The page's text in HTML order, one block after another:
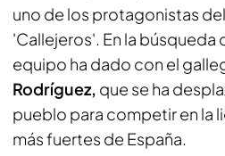
uno de los protagonistas
'Callejeros'. En la
equipo ha dado con el
Rodríguez, que se ha
pueblo para competir en la
más fuertes de España.